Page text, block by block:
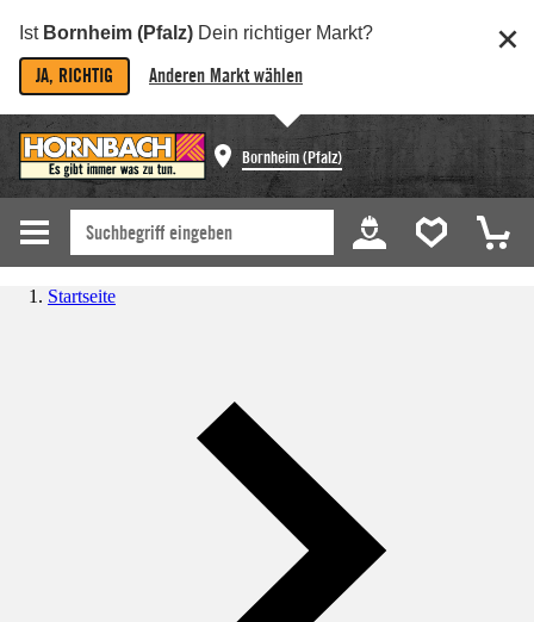
Ist Bornheim (Pfalz) Dein richtiger Markt?
JA, RICHTIG Anderen Markt wählen
Bornheim (Pfalz)
Startseite